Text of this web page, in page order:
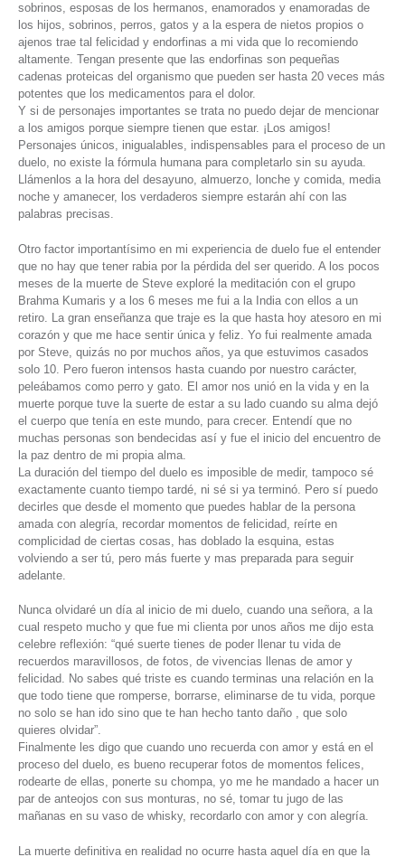
sobrinos, esposas de los hermanos, enamorados y enamoradas de
los hijos, sobrinos, perros, gatos y a la espera de nietos propios o
ajenos trae tal felicidad y endorfinas a mi vida que lo recomiendo
altamente. Tengan presente que las endorfinas son pequeñas
cadenas proteicas del organismo que pueden ser hasta 20 veces más
potentes que los medicamentos para el dolor.
Y si de personajes importantes se trata no puedo dejar de mencionar
a los amigos porque siempre tienen que estar. ¡Los amigos!
Personajes únicos, inigualables, indispensables para el proceso de un
duelo, no existe la fórmula humana para completarlo sin su ayuda.
Llámenlos a la hora del desayuno, almuerzo, lonche y comida, media
noche y amanecer, los verdaderos siempre estarán ahí con las
palabras precisas.
Otro factor importantísimo en mi experiencia de duelo fue el entender
que no hay que tener rabia por la pérdida del ser querido. A los pocos
meses de la muerte de Steve exploré la meditación con el grupo
Brahma Kumaris y a los 6 meses me fui a la India con ellos a un
retiro. La gran enseñanza que traje es la que hasta hoy atesoro en mi
corazón y que me hace sentir única y feliz. Yo fui realmente amada
por Steve, quizás no por muchos años, ya que estuvimos casados
solo 10. Pero fueron intensos hasta cuando por nuestro carácter,
peleábamos como perro y gato. El amor nos unió en la vida y en la
muerte porque tuve la suerte de estar a su lado cuando su alma dejó
el cuerpo que tenía en este mundo, para crecer. Entendí que no
muchas personas son bendecidas así y fue el inicio del encuentro de
la paz dentro de mi propia alma.
La duración del tiempo del duelo es imposible de medir, tampoco sé
exactamente cuanto tiempo tardé, ni sé si ya terminó. Pero sí puedo
decirles que desde el momento que puedes hablar de la persona
amada con alegría, recordar momentos de felicidad, reírte en
complicidad de ciertas cosas, has doblado la esquina, estas
volviendo a ser tú, pero más fuerte y mas preparada para seguir
adelante.
Nunca olvidaré un día al inicio de mi duelo, cuando una señora, a la
cual respeto mucho y que fue mi clienta por unos años me dijo esta
celebre reflexión: “qué suerte tienes de poder llenar tu vida de
recuerdos maravillosos, de fotos, de vivencias llenas de amor y
felicidad. No sabes qué triste es cuando terminas una relación en la
que todo tiene que romperse, borrarse, eliminarse de tu vida, porque
no solo se han ido sino que te han hecho tanto daño , que solo
quieres olvidar”.
Finalmente les digo que cuando uno recuerda con amor y está en el
proceso del duelo, es bueno recuperar fotos de momentos felices,
rodearte de ellas, ponerte su chompa, yo me he mandado a hacer un
par de anteojos con sus monturas, no sé, tomar tu jugo de las
mañanas en su vaso de whisky, recordarlo con amor y con alegría.
La muerte definitiva en realidad no ocurre hasta aquel día en que la